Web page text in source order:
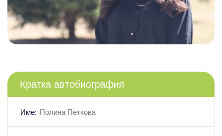
Кратка автобиография
Име: Полина Петкова